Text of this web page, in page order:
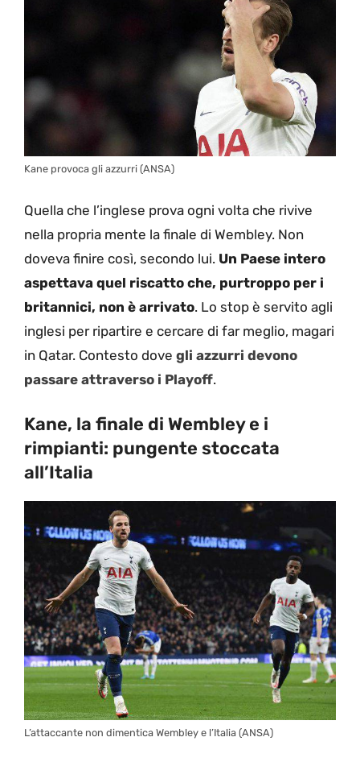
Kane provoca gli azzurri (ANSA)
Quella che l’inglese prova ogni volta che rivive
nella propria mente la finale di Wembley. Non
doveva finire così, secondo lui. Un Paese intero
aspettava quel riscatto che, purtroppo per i
britannici, non è arrivato. Lo stop è servito agli
inglesi per ripartire e cercare di far meglio, magari
in Qatar. Contesto dove gli azzurri devono
passare attraverso i Playoff.
Kane, la finale di Wembley e i
rimpianti: pungente stoccata
all’Italia
L’attaccante non dimentica Wembley e l’Italia (ANSA)